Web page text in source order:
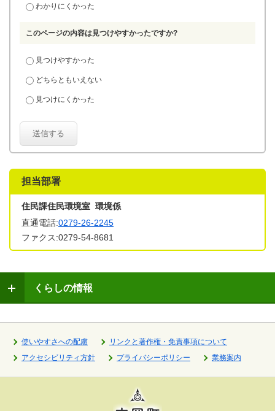
わかりにくかった
このページの内容は見つけやすかったですか?
見つけやすかった
どちらともいえない
見つけにくかった
送信する
担当部署
住民課住民環境室 環境係
直通電話:0279-26-2245
ファクス:0279-54-8681
くらしの情報
使いやすさへの配慮
リンクと著作権・免責事項について
アクセシビリティ方針
プライバシーポリシー 業務案内